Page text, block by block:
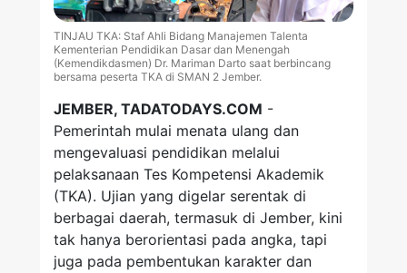
TINJAU TKA: Staf Ahli Bidang Manajemen Talenta
Kementerian Pendidikan Dasar dan Menengah
(Kemendikdasmen) Dr. Mariman Darto saat berbincang
bersama peserta TKA di SMAN 2 Jember.
JEMBER, TADATODAYS.COM -
Pemerintah mulai menata ulang dan
mengevaluasi pendidikan melalui
pelaksanaan Tes Kompetensi Akademik
(TKA). Ujian yang digelar serentak di
berbagai daerah, termasuk di Jember, kini
tak hanya berorientasi pada angka, tapi
juga pada pembentukan karakter dan